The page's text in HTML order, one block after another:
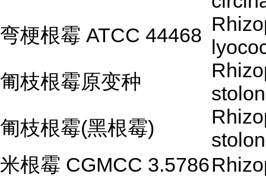
弯梗根霉 ATCC 44468
匍枝根霉原变种
匍枝根霉(黑根霉)
米根霉 CGMCC 3.5786